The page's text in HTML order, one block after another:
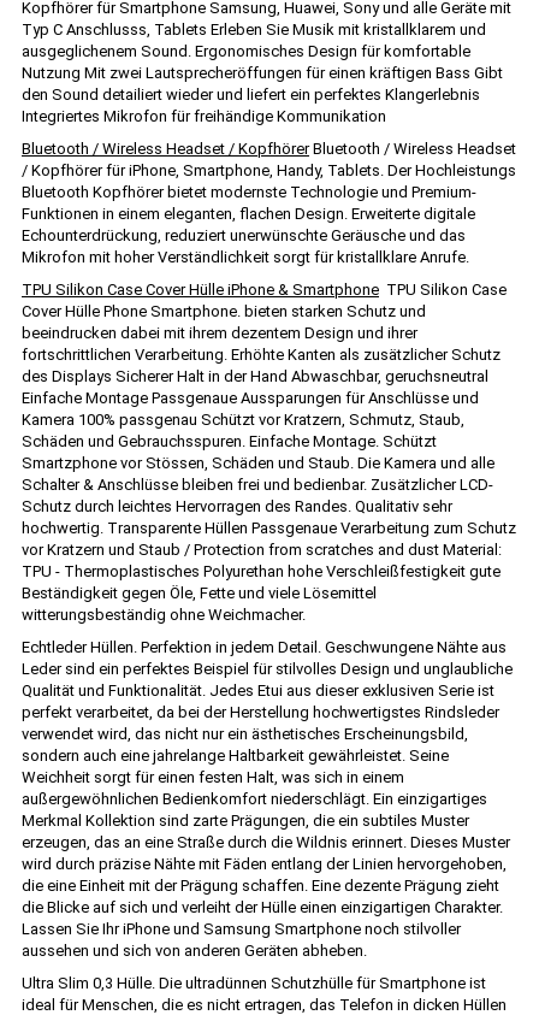
Kopfhörer für Smartphone Samsung, Huawei, Sony und alle Geräte mit
Typ C Anschlusss, Tablets Erleben Sie Musik mit kristallklarem und
ausgeglichenem Sound. Ergonomisches Design für komfortable
Nutzung Mit zwei Lautsprecheröffungen für einen kräftigen Bass Gibt
den Sound detailiert wieder und liefert ein perfektes Klangerlebnis
Integriertes Mikrofon für freihändige Kommunikation
Bluetooth / Wireless Headset / KopfhörerBluetooth / Wireless Headset
/ Kopfhörer für iPhone, Smartphone, Handy, Tablets. Der Hochleistungs
Bluetooth Kopfhörer bietet modernste Technologie und Premium-
Funktionen in einem eleganten, flachen Design. Erweiterte digitale
Echounterdrückung, reduziert unerwünschte Geräusche und das
Mikrofon mit hoher Verständlichkeit sorgt für kristallklare Anrufe.
TPU Silikon Case Cover Hülle iPhone & Smartphone TPU Silikon Case
Cover Hülle Phone Smartphone. bieten starken Schutz und
beeindrucken dabei mit ihrem dezentem Design und ihrer
fortschrittlichen Verarbeitung. Erhöhte Kanten als zusätzlicher Schutz
des Displays Sicherer Halt in der Hand Abwaschbar, geruchsneutral
Einfache Montage Passgenaue Aussparungen für Anschlüsse und
Kamera 100% passgenau Schützt vor Kratzern, Schmutz, Staub,
Schäden und Gebrauchsspuren. Einfache Montage. Schützt
Smartzphone vor Stössen, Schäden und Staub. Die Kamera und alle
Schalter & Anschlüsse bleiben frei und bedienbar. Zusätzlicher LCD-
Schutz durch leichtes Hervorragen des Randes. Qualitativ sehr
hochwertig. Transparente Hüllen Passgenaue Verarbeitung zum Schutz
vor Kratzern und Staub / Protection from scratches and dust Material:
TPU - Thermoplastisches Polyurethan hohe Verschleißfestigkeit gute
Beständigkeit gegen Öle, Fette und viele Lösemittel
witterungsbeständig ohne Weichmacher.
Echtleder Hüllen. Perfektion in jedem Detail. Geschwungene Nähte aus
Leder sind ein perfektes Beispiel für stilvolles Design und unglaubliche
Qualität und Funktionalität. Jedes Etui aus dieser exklusiven Serie ist
perfekt verarbeitet, da bei der Herstellung hochwertigstes Rindsleder
verwendet wird, das nicht nur ein ästhetisches Erscheinungsbild,
sondern auch eine jahrelange Haltbarkeit gewährleistet. Seine
Weichheit sorgt für einen festen Halt, was sich in einem
außergewöhnlichen Bedienkomfort niederschlägt. Ein einzigartiges
Merkmal Kollektion sind zarte Prägungen, die ein subtiles Muster
erzeugen, das an eine Straße durch die Wildnis erinnert. Dieses Muster
wird durch präzise Nähte mit Fäden entlang der Linien hervorgehoben,
die eine Einheit mit der Prägung schaffen. Eine dezente Prägung zieht
die Blicke auf sich und verleiht der Hülle einen einzigartigen Charakter.
Lassen Sie Ihr iPhone und Samsung Smartphone noch stilvoller
aussehen und sich von anderen Geräten abheben.
Ultra Slim 0,3 Hülle. Die ultradünnen Schutzhülle für Smartphone ist
ideal für Menschen, die es nicht ertragen, das Telefon in dicken Hüllen